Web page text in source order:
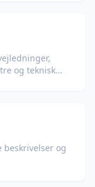
og teknisk
beskrivelser og